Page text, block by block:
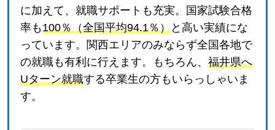
に加えて、就職サポートも充実。国家試験合格
率も100％（全国平均94.1％）
と高い実績にな
っています。関西エリアのみならず全国各地で
の就職も有利に行えます。もちろん、福井県へ
Uターン就職する卒業生の方もいらっしゃいま
す。